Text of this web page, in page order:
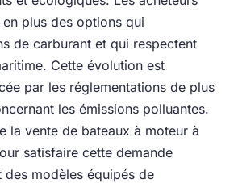
plus des options qui
de carburant et qui respectent
Cette évolution est
par les réglementations de plus
les émissions polluantes.
la vente de bateaux à moteur à
satisfaire cette demande
modèles équipés de